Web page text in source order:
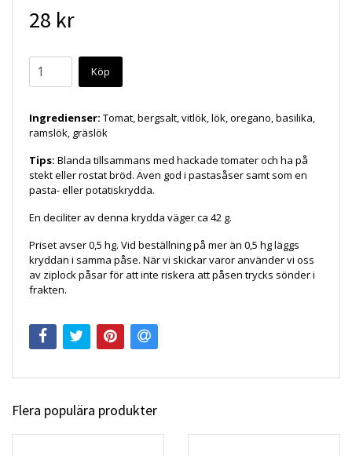
28 kr
Köp
Ingredienser: Tomat, bergsalt, vitlök, lök, oregano, basilika,
ramslök, gräslök
Tips: Blanda tillsammans med hackade tomater och ha på
stekt eller rostat bröd. Även god i pastasåser samt som en
pasta- eller potatiskrydda.
En deciliter av denna krydda väger ca 42 g.
Priset avser 0,5 hg. Vid beställning på mer än 0,5 hg läggs
kryddan i samma påse. När vi skickar varor använder vi oss
av ziplock påsar för att inte riskera att påsen trycks sönder i
frakten.
Flera populära produkter